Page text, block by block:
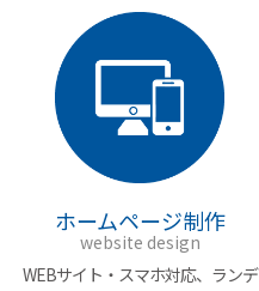
ホームページ制作
website design
WEBサイト・スマホ対応、 ランデ